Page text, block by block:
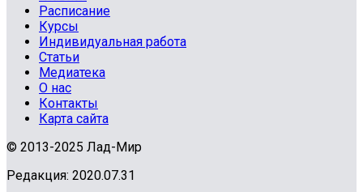
Расписание
Курсы
Индивидуальная работа
Статьи
Медиатека
О нас
Контакты
Карта сайта
© 2013-2025 Лад-Мир
Редакция: 2020.07.31